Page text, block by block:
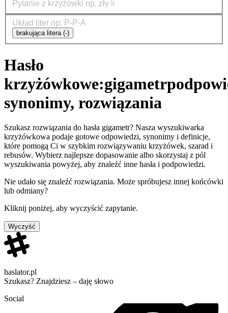
brakująca litera (-)
Hasło
krzyżówkowe:gigametr
synonimy, rozwiązania
Szukasz rozwiązania do hasła gigametr? Nasza wyszukiwarka
krzyżówkowa podaje gotowe odpowiedzi, synonimy i definicje,
które pomogą Ci w szybkim rozwiązywaniu krzyżówek, szarad i
rebusów. Wybierz najlepsze dopasowanie albo skorzystaj z pól
wyszukiwania powyżej, aby znaleźć inne hasła i podpowiedzi.
Nie udało się znaleźć rozwiązania. Może spróbujesz innej końcówki
lub odmiany?
Kliknij poniżej, aby wyczyścić zapytanie.
Wyczyść
haslator.pl
Szukasz? Znajdziesz – daję słowo
Social